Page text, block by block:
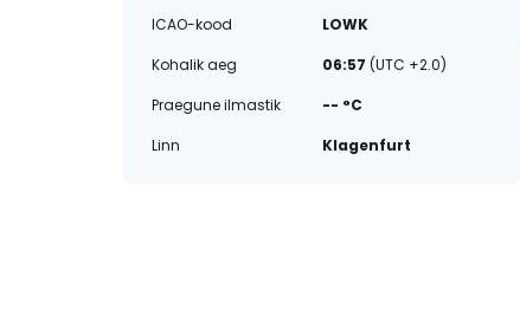
ICAO-kood
LOWK
Kohalik aeg
06:57 (UTC +2.0)
Praegune ilmastik
-- °C
Linn
Klagenfurt